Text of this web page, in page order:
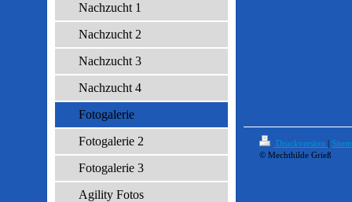
Nachzucht 1
Nachzucht 2
Nachzucht 3
Nachzucht 4
Fotogalerie
Fotogalerie 2
Fotogalerie 3
Agility Fotos
Druckversion |
© Mechthilde Grieß